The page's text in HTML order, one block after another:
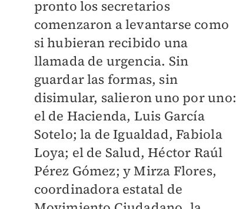
pronto los secretarios
comenzaron a levantarse como
si hubieran recibido una
llamada de urgencia. Sin
guardar las formas, sin
disimular, salieron uno por uno:
el de Hacienda, Luis García
Sotelo; la de Igualdad, Fabiola
Loya; el de Salud, Héctor Raúl
Pérez Gómez; y Mirza Flores,
coordinadora estatal de